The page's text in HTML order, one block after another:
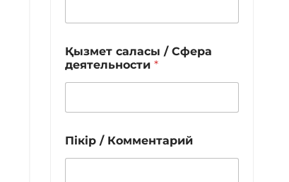
Қызмет саласы / Сфера
деятельности *
Пікір / Комментарий